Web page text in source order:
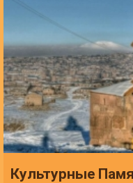
Культурные